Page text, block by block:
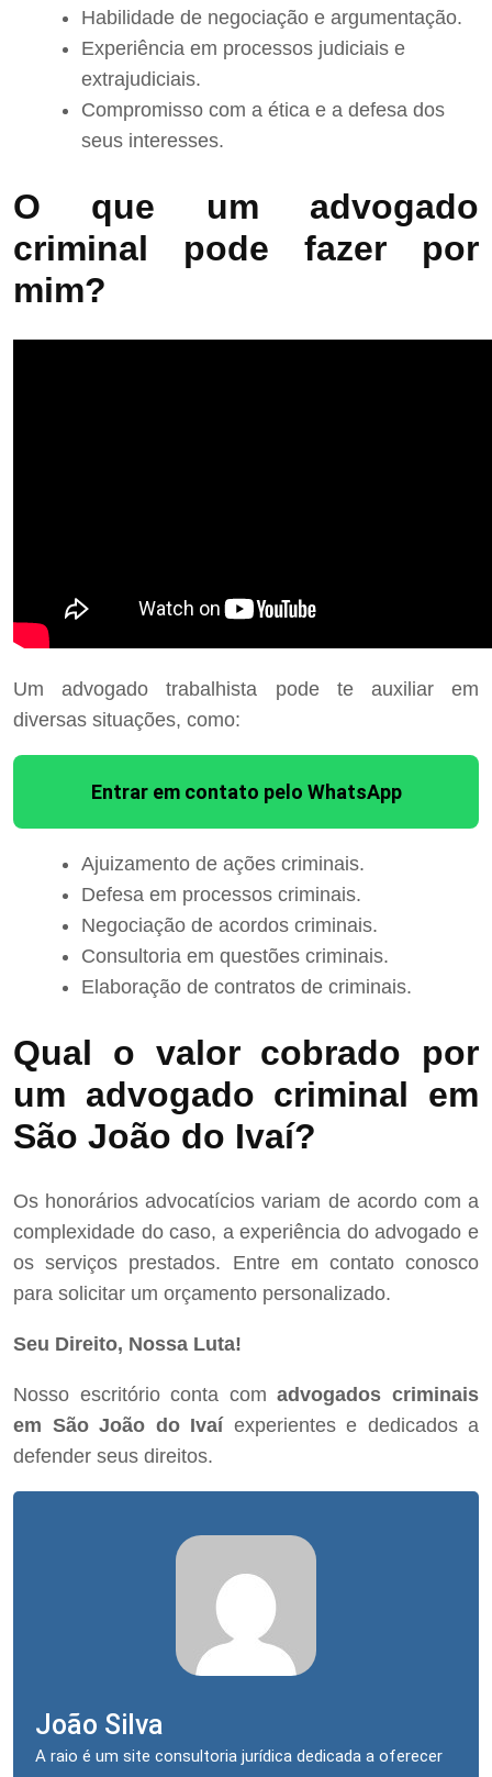
Habilidade de negociação e argumentação.
Experiência em processos judiciais e
extrajudiciais.
Compromisso com a ética e a defesa dos
seus interesses.
O que um advogado
criminal pode fazer por
mim?
Um advogado trabalhista pode te auxiliar em
diversas situações, como:
Entrar em contato pelo WhatsApp
Ajuizamento de ações criminais.
Defesa em processos criminais.
Negociação de acordos criminais.
Consultoria em questões criminais.
Elaboração de contratos de criminais.
Qual o valor cobrado por
um advogado criminal em
São João do Ivaí?
Os honorários advocatícios variam de acordo com a
complexidade do caso, a experiência do advogado e
os serviços prestados. Entre em contato conosco
para solicitar um orçamento personalizado.
Seu Direito, Nossa Luta!
Nosso escritório conta comadvogados criminais
em São João do Ivaí experientes e dedicados a
defender seus direitos.
João Silva
A raio é um site consultoria jurídica dedicada a oferecer